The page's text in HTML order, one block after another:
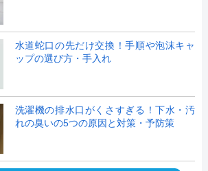
水道蛇口の先だけ交換！手順や泡沫キャ
ップの選び方・手入れ
洗濯機の排水口がくさすぎる！下水・汚
れの臭いの5つの原因と対策・予防策